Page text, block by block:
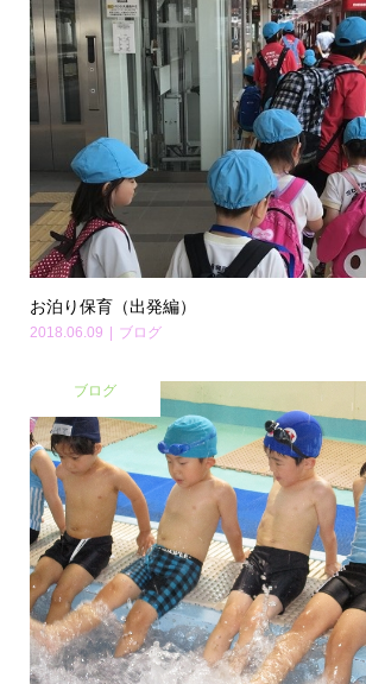
お泊り保育（出発編）
2018.06.09 ブログ
ブログ